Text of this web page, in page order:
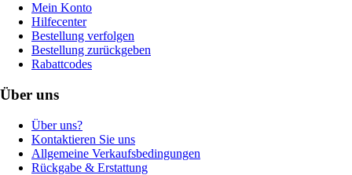
Mein Konto
Hilfecenter
Bestellung verfolgen
Bestellung zurückgeben
Rabattcodes
Über uns
Über uns?
Kontaktieren Sie uns
Allgemeine Verkaufsbedingungen
Rückgabe & Erstattung